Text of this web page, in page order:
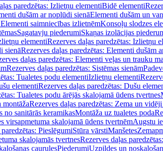
paredzētas: Izlietņu elementiBidē elementi
dušām ar noplūdi sienāElementi dušām un
saimniecības izlietnēmKonsoļu slodzes
Sagatavju piederumiSkaņas izolācijas
elementiRezerves daļas paredzētas: Izlietņu
sienāRezerves daļas paredzētas: Elementi dušām
daļas paredzētas: Elementi veļas un trauku
Rezerves daļas paredzētas: Sistēmas sienām
Tualetes podu elementiIzlietņu elementi
elementiRezerves daļas paredzētas: Dušu
Tualetes podu ārējās skalojamā ūdens tvertnes
montāžaRezerves daļas paredzētas: Zema un
no sanitārās keramikasMontāža uz tualetes poda
virsapmetuma skalojamā ūdens tvertnēmAugstu
PieslēgumiStūra vārstiManšetes
skalojamās tvertnesRezerves daļas
caurulesPiederumiUzpildes un